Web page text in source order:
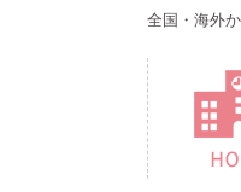
全国・海外